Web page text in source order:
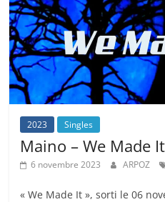
2023 Singles
Maino – We Made
6 novembre 2023 ARPOZ
« We Made It », sorti le 06